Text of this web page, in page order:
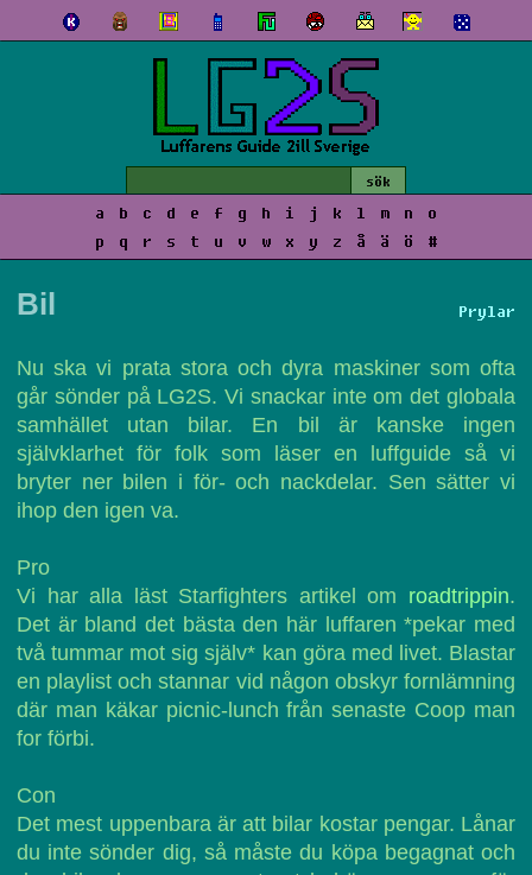
a b c d e f g h i j k l m n
o
p
q r s t u v w x y z å ä ö #
Prylar
Bil
Nu ska vi prata stora och dyra maskiner som ofta
går sönder på LG2S. Vi snackar inte om det globala
samhället utan bilar. En bil är kanske ingen
självklarhet för folk som läser en luffguide så vi
bryter ner bilen i för- och nackdelar. Sen sätter vi
ihop den igen va.
Pro
Vi har alla läst Starfighters artikel om roadtrippin.
Det är bland det bästa den här luffaren *pekar med
två tummar mot sig själv* kan göra med livet. Blastar
en playlist och stannar vid någon obskyr fornlämning
där man käkar picnic-lunch från senaste Coop man
for förbi.
Con
Det mest uppenbara är att bilar kostar pengar. Lånar
du inte sönder dig, så måste du köpa begagnat och